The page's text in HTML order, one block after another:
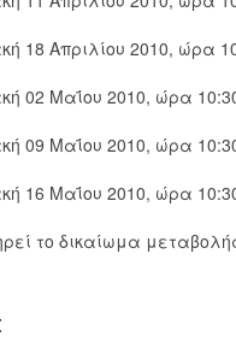
18 Απριλίου 2010, ώρα
02 Μαΐου 2010, ώρα
09 Μαΐου 2010, ώρα
16 Μαΐου 2010, ώρα
το δικαίωμα